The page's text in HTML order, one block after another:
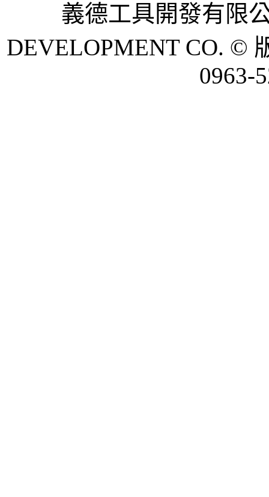
義德工具開發有限
DEVELOPMENT CO. ©
0963-